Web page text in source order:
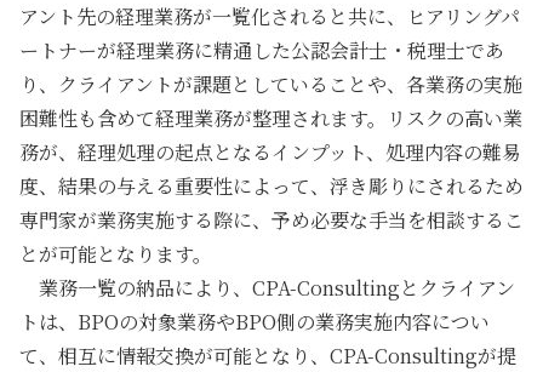
アント先の経理業務が一覧化されると共に、ヒアリングパ
ートナーが経理業務に精通した公認会計士・税理士であ
り、クライアントが課題としていることや、各業務の実施
困難性も含めて経理業務が整理されます。
リスクの高い業
務が、経理処理の起点となるインプット、処理内容の難易
度、結果の与える重要性によって、浮き彫りにされるため
専門家が業務実施する際に、 予め必要な手当を相談するこ
とが可能となります。
業務一覧の納品により、CPA-Consultingとクライアン
トは、BPOの対象業務やBPO側の業務実施内容につい
て、相互に情報交換が可能となり、 CPA-Consultingが提